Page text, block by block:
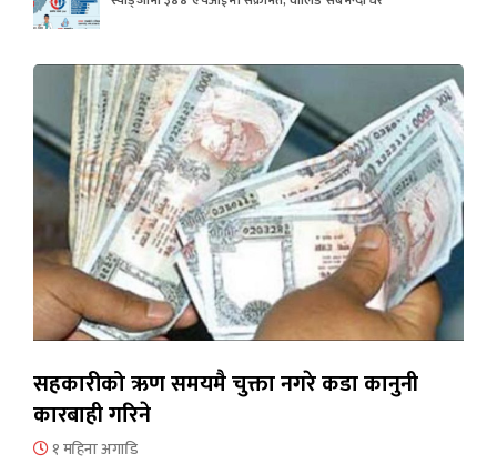
सहकारीको ऋण समयमै चुक्ता नगरे कडा कानुनी
कारबाही गरिने
१ महिना अगाडि